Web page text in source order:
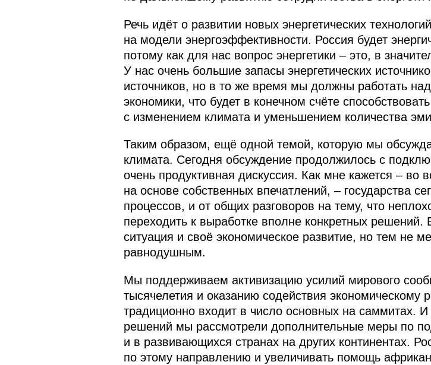
Речь идёт о развитии новых энергетических
на модели энергоэффективности. Россия будет
потому как для нас вопрос энергетики – это, в
У нас очень большие запасы энергетических
источников, но в то же время мы должны работать
экономики, что будет в конечном счёте
с изменением климата и уменьшением количества
Таким образом, ещё одной темой, которую мы
климата. Сегодня обсуждение продолжилось с
очень продуктивная дискуссия. Как мне кажется – во
на основе собственных впечатлений, – государства
процессов, и от общих разговоров на тему, что
переходить к выработке вполне конкретных решений.
ситуация и своё экономическое развитие, но тем не
равнодушным.
Мы поддерживаем активизацию усилий мирового
тысячелетия и оказанию содействия
традиционно входит в число основных на саммитах.
решений мы рассмотрели дополнительные меры по
и в развивающихся странах на других континентах.
по этому направлению и увеличивать помощь